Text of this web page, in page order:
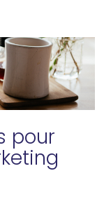
pour